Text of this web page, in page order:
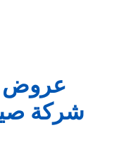
عروض
شركة